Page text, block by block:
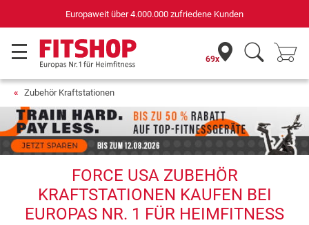
Europaweit über 4.000.000 zufriedene Kunden
69x
Zubehör Kraftstationen
FORCE USA ZUBEHÖR
KRAFTSTATIONEN KAUFEN BEI
EUROPAS NR. 1 FÜR HEIMFITNESS